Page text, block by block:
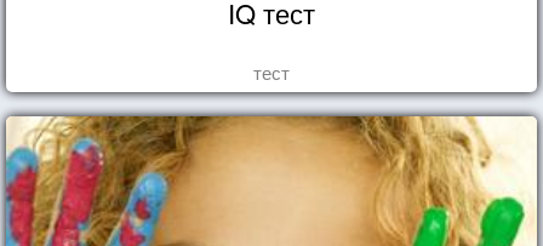
IQ тест
тест